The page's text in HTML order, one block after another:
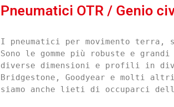
Pneumatici OTR / Genio
I pneumatici per movimento
Sono le gomme più robuste e
diverse dimensioni e profili in
Bridgestone, Goodyear e molti
siamo anche lieti di occuparci